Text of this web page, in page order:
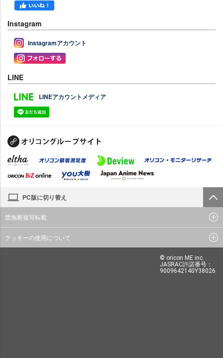
Instagram
Instagramアカウント
LINE
LINEアカウントメディア
PC版に切り替え
禁無断複写転載
クッキーの使用について
© oricon ME inc.
JASRAC許諾番号：
9009642140Y38026